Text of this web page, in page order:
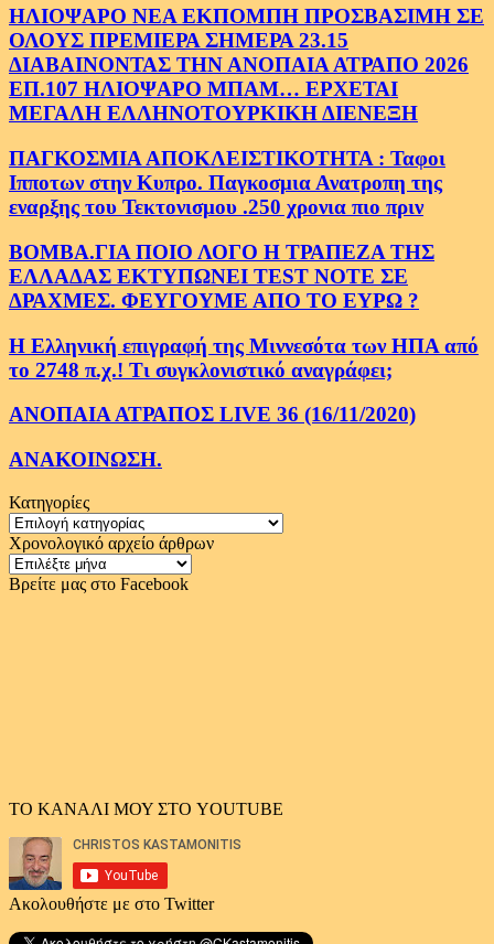
ΗΛΙΟΨΑΡΟ ΝΕΑ ΕΚΠΟΜΠΗ ΠΡΟΣΒΑΣΙΜΗ ΣΕ
ΟΛΟΥΣ ΠΡΕΜΙΕΡΑ ΣΗΜΕΡΑ 23.15
ΔΙΑΒΑΙΝΟΝΤΑΣ ΤΗΝ ΑΝΟΠΑΙΑ ΑΤΡΑΠΟ 2026
ΕΠ.107 ΗΛΙΟΨΑΡΟ ΜΠΑΜ… ΕΡΧΕΤΑΙ
ΜΕΓΑΛΗ ΕΛΛΗΝΟΤΟΥΡΚΙΚΗ ΔΙΕΝΕΞΗ
ΠΑΓΚΟΣΜΙΑ ΑΠΟΚΛΕΙΣΤΙΚΟΤΗΤΑ : Ταφοι
Ιπποτων στην Κυπρο. Παγκοσμια Ανατροπη της
εναρξης του Τεκτονισμου .250 χρονια πιο πριν
ΒΟΜΒΑ.ΓΙΑ ΠΟΙΟ ΛΟΓΟ Η ΤΡΑΠΕΖΑ ΤΗΣ
ΕΛΛΑΔΑΣ ΕΚΤΥΠΩΝΕΙ TEST NOTE ΣΕ
ΔΡΑΧΜΕΣ. ΦΕΥΓΟΥΜΕ ΑΠΟ ΤΟ ΕΥΡΩ ?
Η Ελληνική επιγραφή της Μιννεσότα των ΗΠΑ από
το 2748 π.χ.! Τι συγκλονιστικό αναγράφει;
ΑΝΟΠΑΙΑ ΑΤΡΑΠΟΣ LIVE 36 (16/11/2020)
ΑΝΑΚΟΙΝΩΣΗ.
Κατηγορίες
Κατηγορίες
Χρονολογικό αρχείο άρθρων
Χρονολογικό
αρχείο
Βρείτε μας στο Facebook
ΤΟ ΚΑΝΑΛΙ ΜΟΥ ΣΤΟ YOUTUBE
Ακολουθήστε με στο Twitter